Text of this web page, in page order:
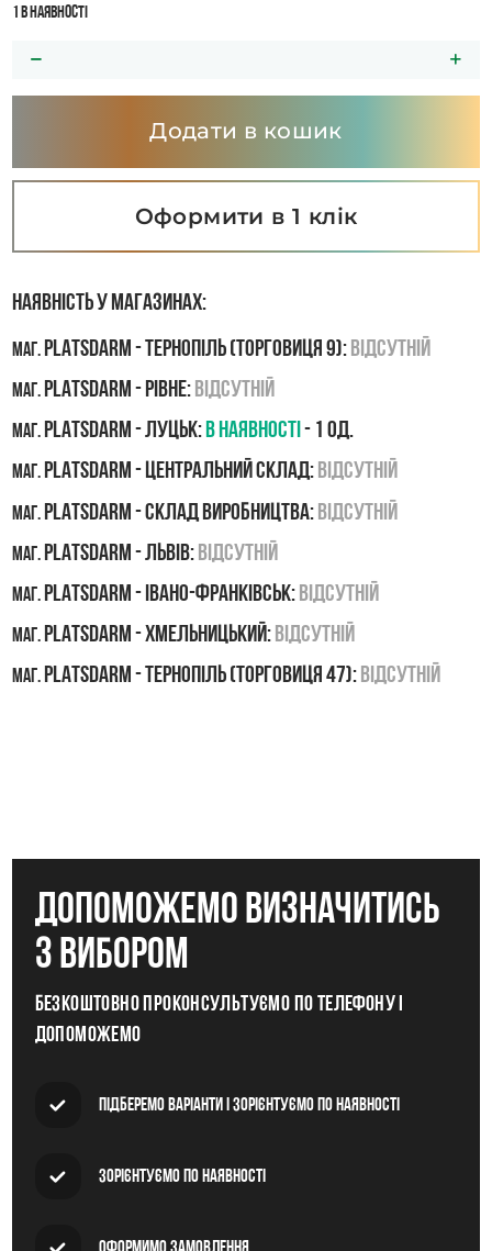
1 в наявності
Додати в кошик
Оформити в 1 клік
Наявність у магазинах:
маг.PLATSDARM - Тернопіль (Торговиця 9):Відсутній
маг.PLATSDARM - Рівне:Відсутній
маг.PLATSDARM - Луцьк:В наявності- 1 од.
маг.PLATSDARM - Центральний склад:Відсутній
маг.PLATSDARM - Склад виробництва: Відсутній
маг.PLATSDARM - Львів:Відсутній
маг.PLATSDARM - Івано-Франківськ:Відсутній
маг.PLATSDARM - Хмельницький:Відсутній
маг.PLATSDARM - Тернопіль (Торговиця 47):Відсутній
допоможемо визначитись
з вибором
Безкоштовно проконсультуємо по телефону і
допоможемо
Підберемо варіанти і зорієнтуємо по наявності
Зорієнтуємо по наявності